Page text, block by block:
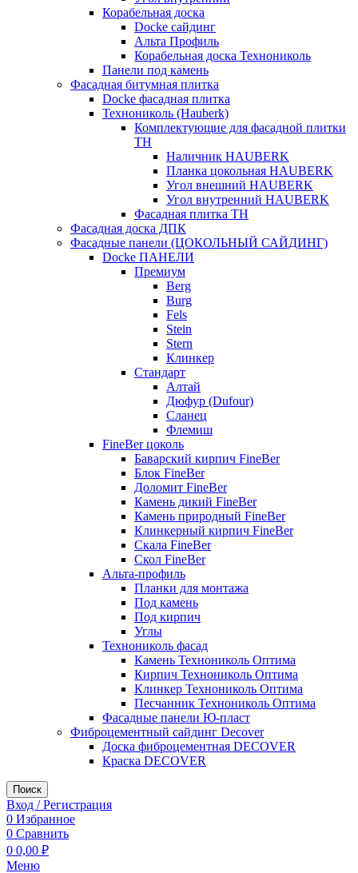
Корабельная доска
Docke сайдинг
Альта Профиль
Корабельная доска Технониколь
Панели под камень
Фасадная битумная плитка
Docke фасадная плитка
Технониколь (Hauberk)
Комплектующие для фасадной плитки
ТН
Наличник HAUBERK
Планка цокольная HAUBERK
Угол внешний HAUBERK
Угол внутренний HAUBERK
Фасадная плитка ТН
Фасадная доска ДПК
Фасадные панели (ЦОКОЛЬНЫЙ САЙДИНГ)
Docke ПАНЕЛИ
Премиум
Berg
Burg
Fels
Stein
Stern
Клинкер
Стандарт
Алтай
Дюфур (Dufour)
Сланец
Флемиш
FineBer цоколь
Баварский кирпич FineBer
Блок FineBer
Доломит FineBer
Камень дикий FineBer
Камень природный FineBer
Клинкерный кирпич FineBer
Скала FineBer
Скол FineBer
Альта-профиль
Планки для монтажа
Под камень
Под кирпич
Углы
Технониколь фасад
Камень Технониколь Оптима
Кирпич Технониколь Оптима
Клинкер Технониколь Оптима
Песчанник Технониколь Оптима
Фасадные панели Ю-пласт
Фиброцементный сайдинг Decover
Доска фиброцементная DECOVER
Краска DECOVER
Поиск
Вход / Регистрация
0 Избранное
0 Сравнить
0 0,00 ₽
Меню